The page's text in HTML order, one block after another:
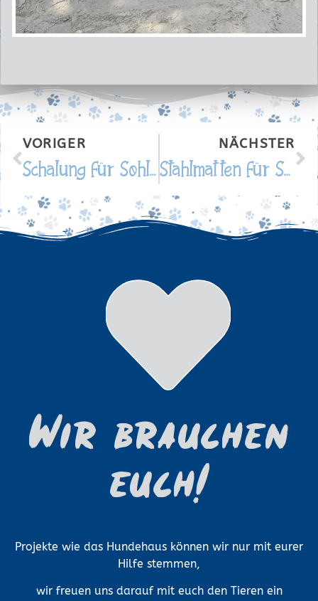
VORIGER
Schalung für Sohlplatte
NÄCHSTER
Stahlmatten für Sohlplatte
Wir brauchen
euch!
Projekte wie das Hundehaus können wir nur mit eurer
Hilfe stemmen,
wir freuen uns darauf mit euch den Tieren ein